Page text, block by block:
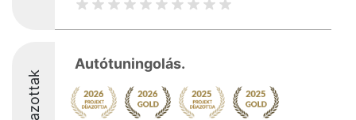
Díjazottak
Autótuningolás.